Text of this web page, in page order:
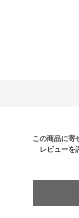
この商品に寄
レビューを